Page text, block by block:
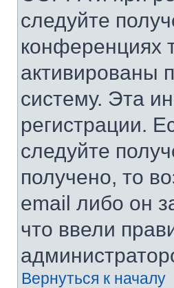
следуйте
конференциях
активированы
систему. Эта
регистрации.
следуйте
получено, то
email либо он
что ввели
Вернуться к началу